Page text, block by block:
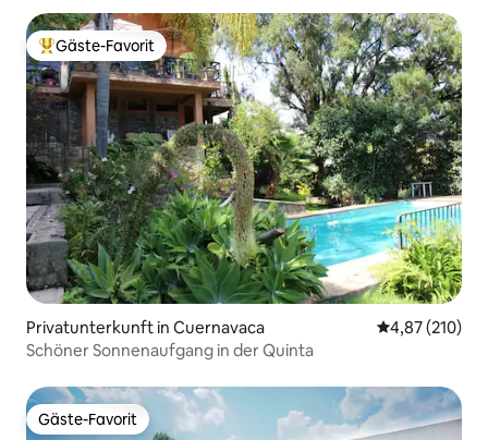
Beliebter Gäste-Favorit.
Gäste-Favorit
Privatunterkunft in Cuernavaca
4,87 (210)
Schöner Sonnenaufgang in der Quinta
Gäste-Favorit
Gäste-Favorit